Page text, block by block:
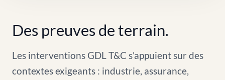
Des preuves de terrain.
Les interventions GDL T&C s’appuient sur des
contextes exigeants : industrie, assurance,